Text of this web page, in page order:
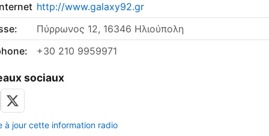
http://www.galaxy92.gr
Πύρρωνος 12, 16346 Ηλιούπολη
+30 210 9959971
sociaux
à jour cette information radio